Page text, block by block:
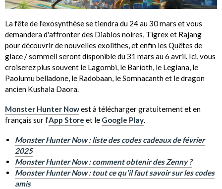
La fête de l'exosynthèse se tiendra du 24 au 30 mars et vous
demandera d'affronter des Diablos noires, Tigrex et Rajang
pour découvrir de nouvelles exolithes, et enfin les Quêtes de
glace / sommeil seront disponible du 31 mars au 6 avril. Ici, vous
croiserez plus souvent le Lagombi, le Barioth, le Legiana, le
Paolumu belladone, le Radobaan, le Somnacanth et le dragon
ancien Kushala Daora.
Monster Hunter Nowest à télécharger gratuitement et en
français sur l'App Store et le Google Play.
Monster Hunter Now : liste des codes cadeaux de février
2025
Monster Hunter Now : comment obtenir des Zenny ?
Monster Hunter Now : tout ce qu'il faut savoir sur les codes
amis